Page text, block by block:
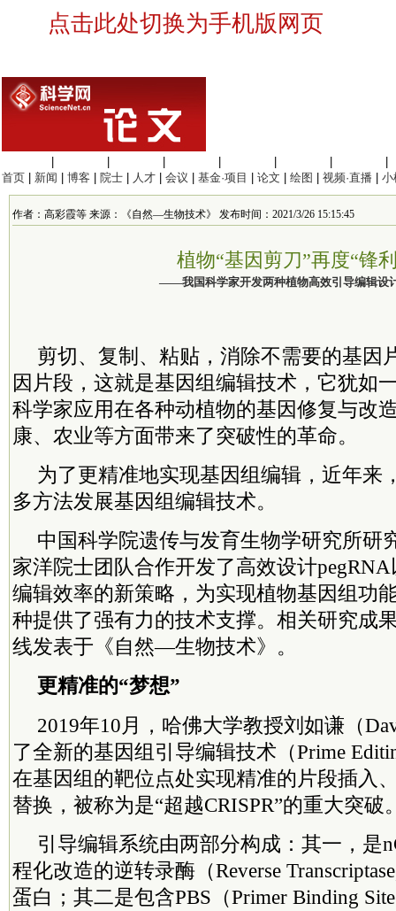
点击此处切换为手机版网页
首页
新闻 博客 院士 人才 会议 基金·项目 论文 绘图 视频·直播 小
作者：高彩霞等 来源：《自然—生物技术》 发布时间：2021/3/26 15:15:45
植物“基因剪刀”再度“锋
——我国科学家开发两种植物高效引导编辑设
剪切、复制、粘贴，消除不需要的基因
因片段，这就是基因组编辑技术，它犹如
科学家应用在各种动植物的基因修复与改
康、农业等方面带来了突破性的革命。
为了更精准地实现基因组编辑，近年来
多方法发展基因组编辑技术。
中国科学院遗传与发育生物学研究所研
家洋院士团队合作开发了高效设计
编辑效率的新策略，为实现植物基因组功
种提供了强有力的技术支撑。相关研究成
线发表于《自然—生物技术》。
更精准的“梦想”
2019年10月，哈佛大学教授刘如谦（
了全新的基因组引导编辑技术（Prime
在基因组的靶位点处实现精准的片段插入
替换，被称为是“超越CRISPR”的重大突破
引导编辑系统由两部分构成：其一，是
程化改造的逆转录酶（Reverse
蛋白；其二是包含PBS（Primer Binding